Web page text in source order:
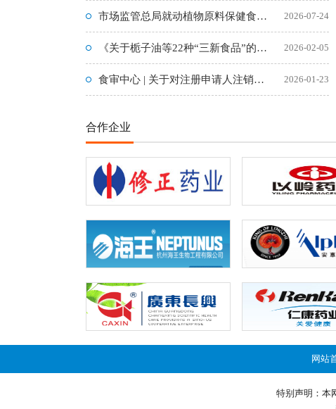
市场监管总局就动植物原料保健食品注册申报新规公开征求意见 2026-07-24
《关于栀子油等22种“三新食品”的公告》（2026年第1号） 2026-02-05
食审中心 | 关于对注册申请人注销的24件保健食品终止行政许 2026-01-23
合作企业
网站
特别声明：本